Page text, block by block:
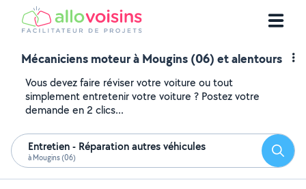
Mécaniciens moteur à Mougins (06) et alentours
Vous devez faire réviser votre voiture ou tout
simplement entretenir votre voiture ? Postez votre
demande en 2 clics...
Entretien - Réparation autres véhicules
à Mougins (06)